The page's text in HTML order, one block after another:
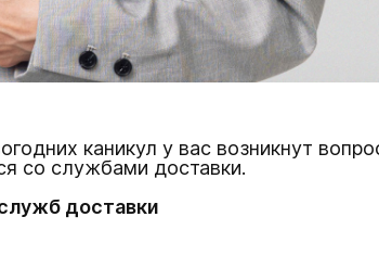
каникул у вас возникнут
со службами доставки.
доставки